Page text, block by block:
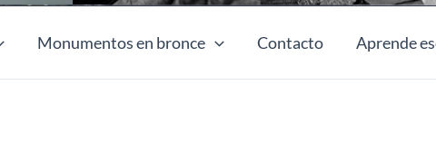
Monumentos en bronce Contacto Aprende